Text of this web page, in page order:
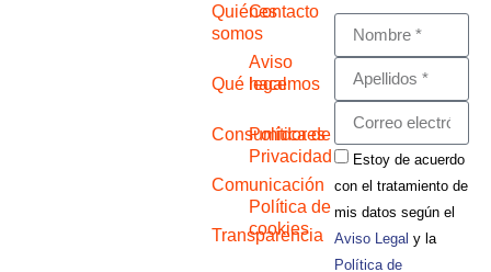
Quiénes
somos
Qué hacemos
Consumidores
Comunicación
Transparencia
Contacto
Aviso
legal
Política de
Privacidad
Política de
cookies
Estoy de acuerdo
con el tratamiento de
mis datos según el
Aviso Legal y la
Política de